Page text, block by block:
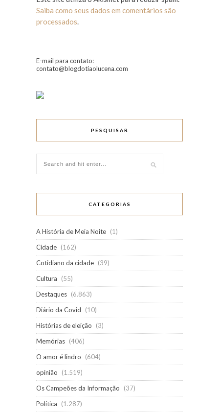
Saiba como seus dados em comentários são
processados.
E-mail para contato:
contato@blogdotiaolucena.com
PESQUISAR
CATEGORIAS
A História de Meia Noite (1)
Cidade (162)
Cotidiano da cidade (39)
Cultura
(55)
Destaques (6.863)
Diário da Covid
(10)
Histórias de eleição
(3)
Memórias (406)
O amor é lindro
(604)
opinião
(1.519)
Os Campeões da Informação
(37)
Política
(1.287)